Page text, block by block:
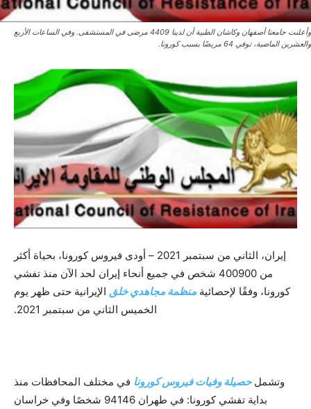
وأعلنت جامعتا أصفهان وكاشان الطبية أن لدينا 4409 مرضى في المستشفى. وفي الساعات الأربع
والعشرين الماضية، توفي 64 مريضًا بسبب كورونا.
إيران، الثاني من سبتمبر 2021 – أودى فيروس كورونا، بحياة أكثر
من 400900 شخص في جميع أنحاء إيران لحد الآن منذ تفشي
كورونا، وفقًا لإحصائية منظمة مجاهدي خلق الإيرانية حتى ظهر يوم
الخميس الثاني من سبتمبر 2021.
وتشملحصيلة وفيات فيروس كورونا في مختلف المحافظات منذ
بداية تفشي كورونا: في طهران 94146 شخصًا وفي خراسان